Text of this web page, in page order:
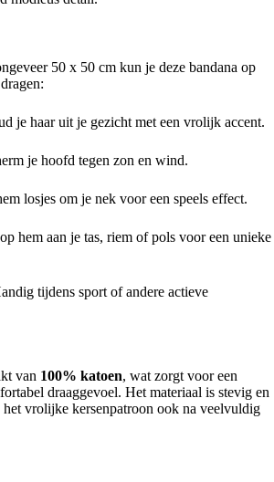
50 x 50 cm kun je deze bandana op
je haar uit je gezicht met een vrolijk accent.
je hoofd tegen zon en wind.
losjes om je nek voor een speels effect.
hem aan je tas, riem of pols voor een unieke
tijdens sport of andere actieve
van 100% katoen, wat zorgt voor een
draaggevoel. Het materiaal is stevig en
vrolijke kersenpatroon ook na veelvuldig